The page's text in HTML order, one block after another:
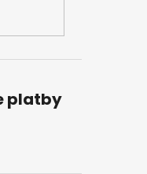
platby